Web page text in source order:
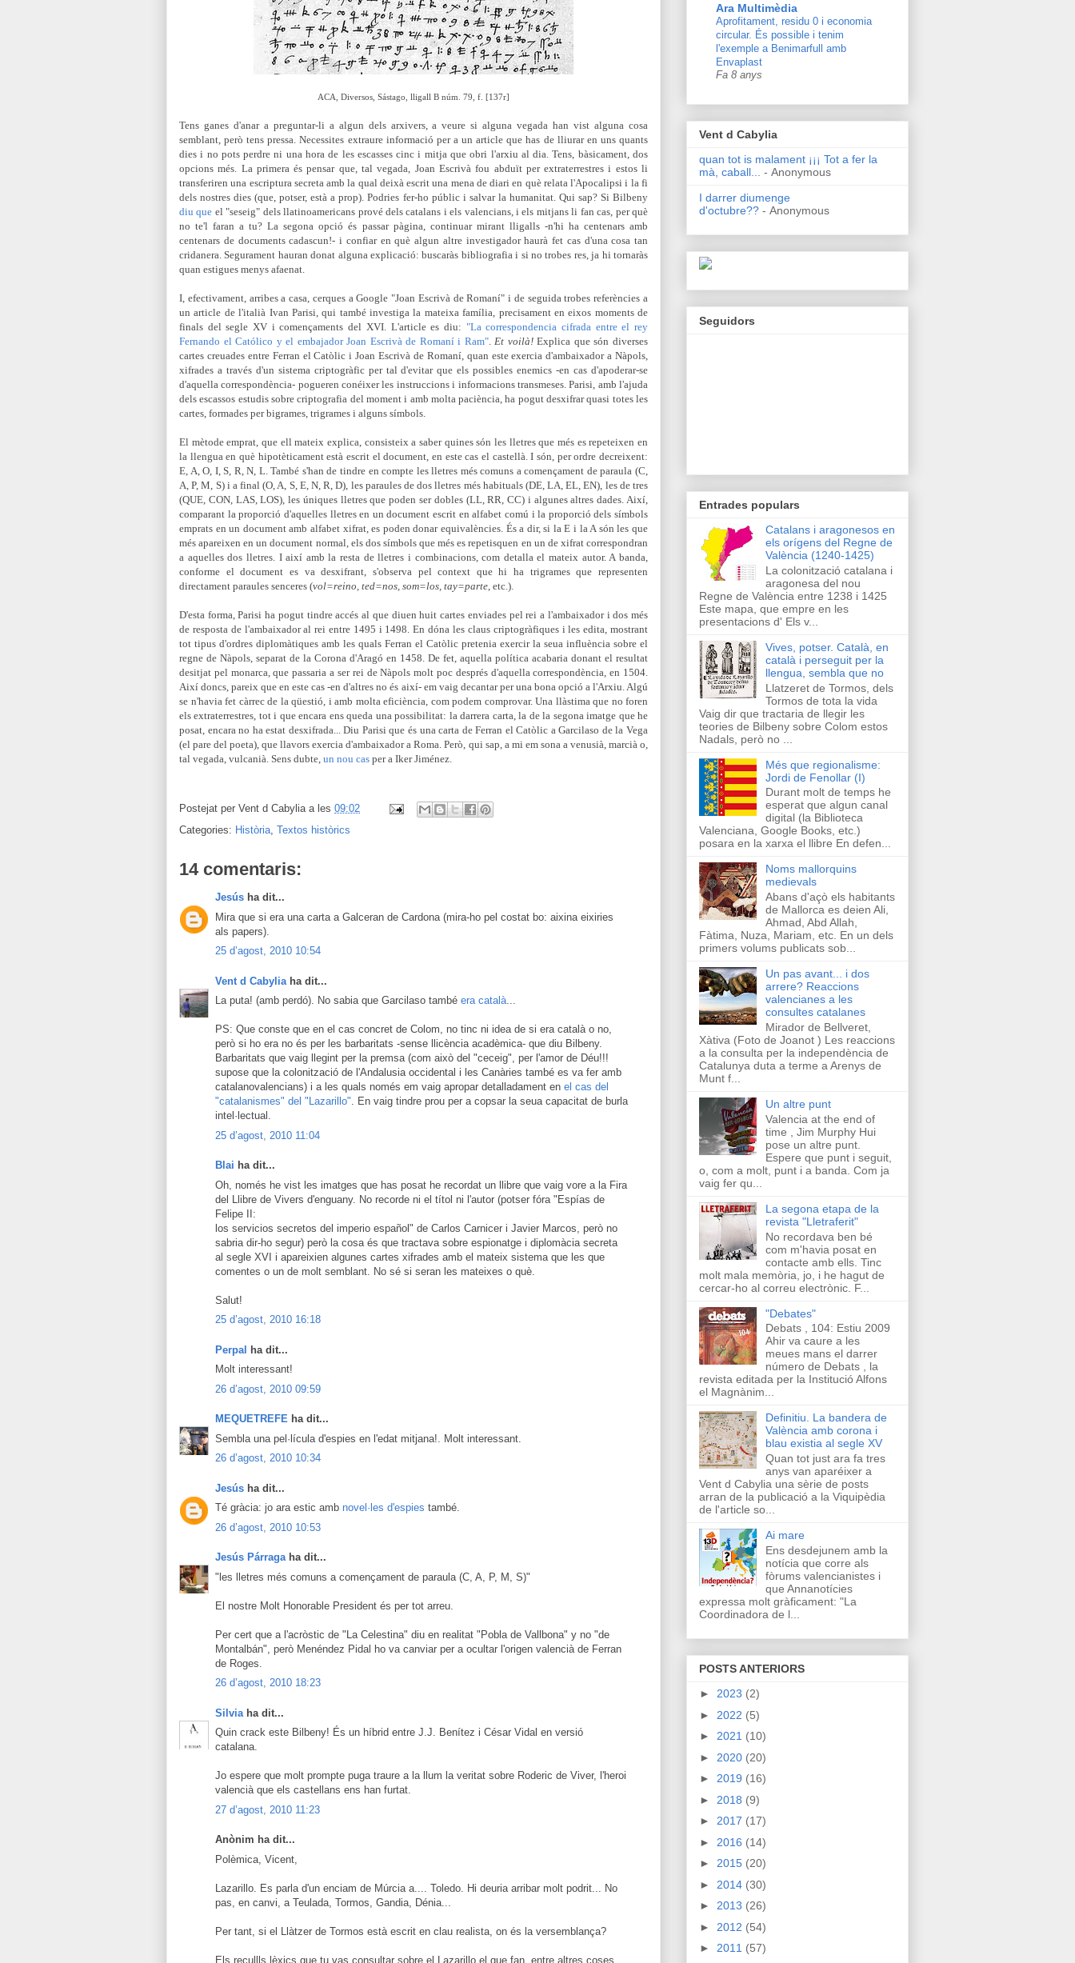
ACA, Diversos, Sástago, lligall B núm. 79, f. [137r]
Tens ganes d'anar a preguntar-li a algun dels arxivers, a veure si alguna vegada han vist alguna cosa
semblant, però tens pressa. Necessites extraure informació per a un article que has de lliurar en uns quants
dies i no pots perdre ni una hora de les escasses cinc i mitja que obri l'arxiu al dia. Tens, bàsicament, dos
opcions més. La primera és pensar que, tal vegada, Joan Escrivà fou abduït per extraterrestres i estos li
transferiren una escriptura secreta amb la qual deixà escrit una mena de diari en què relata l'Apocalipsi i la fi
dels nostres dies (que, potser, està a prop). Podries fer-ho públic i salvar la humanitat. Qui sap? Si Bilbeny
diu que el "seseig" dels llatinoamericans prové dels catalans i els valencians, i els mitjans li fan cas, per què
no te'l faran a tu? La segona opció és passar pàgina, continuar mirant lligalls -n'hi ha centenars amb
centenars de documents cadascun!- i confiar en què algun altre investigador haurà fet cas d'una cosa tan
cridanera. Segurament hauran donat alguna explicació: buscaràs bibliografia i si no trobes res, ja hi tornaràs
quan estigues menys afaenat.
I, efectivament, arribes a casa, cerques a Google "Joan Escrivà de Romaní" i de seguida trobes referències a
un article de l'italià Ivan Parisi, qui també investiga la mateixa família, precisament en eixos moments de
finals del segle XV i començaments del XVI. L'article es diu: "La correspondencia cifrada entre el rey
Fernando el Católico y el embajador Joan Escrivà de Romaní i Ram".Et voilà!Explica que són diverses
cartes creuades entre Ferran el Catòlic i Joan Escrivà de Romaní, quan este exercia d'ambaixador a Nàpols,
xifrades a través d'un sistema criptogràfic per tal d'evitar que els possibles enemics -en cas d'apoderar-se
d'aquella correspondència- pogueren conéixer les instruccions i informacions transmeses. Parisi, amb l'ajuda
dels escassos estudis sobre criptografia del moment i amb molta paciència, ha pogut desxifrar quasi totes les
cartes, formades per bigrames, trigrames i alguns símbols.
El mètode emprat, que ell mateix explica, consisteix a saber quines són les lletres que més es repeteixen en
la llengua en què hipotèticament està escrit el document, en este cas el castellà. I són, per ordre decreixent:
E, A, O, I, S, R, N, L. També s'han de tindre en compte les lletres més comuns a començament de paraula (C,
A, P, M, S) i a final (O, A, S, E, N, R, D), les paraules de dos lletres més habituals (DE, LA, EL, EN), les de tres
(QUE, CON, LAS, LOS), les úniques lletres que poden ser dobles (LL, RR, CC) i algunes altres dades. Així,
comparant la proporció d'aquelles lletres en un document escrit en alfabet comú i la proporció dels símbols
emprats en un document amb alfabet xifrat, es poden donar equivalències. És a dir, si la E i la A són les que
més apareixen en un document normal, els dos símbols que més es repetisquen en un de xifrat correspondran
a aquelles dos lletres. I així amb la resta de lletres i combinacions, com detalla el mateix autor. A banda,
conforme el document es va desxifrant, s'observa pel context que hi ha trigrames que representen
directament paraules senceres (vol=reino, ted=nos, som=los, tay=parte, etc.).
D'esta forma,Parisi ha pogut tindre accés al que diuen huit cartes enviades pel rei a l'ambaixador i dos més
de resposta de l'ambaixador al rei entre 1495 i 1498. En dóna les claus criptogràfiques i les edita, mostrant
tot tipus d'ordres diplomàtiques amb les quals Ferran el Catòlic pretenia exercir la seua influència sobre el
regne de Nàpols, separat de la Corona d'Aragó en 1458. De fet, aquella política acabaria donant el resultat
desitjat pel monarca, que passaria a ser rei de Nàpols molt poc després d'aquella correspondència, en 1504.
Així doncs, pareix que en este cas -en d'altres no és així- em vaig decantar per una bona opció a l'Arxiu. Algú
se n'havia fet càrrec de la qüestió, i amb molta eficiència, com podem comprovar. Una llàstima que no foren
els extraterrestres, tot i que encara ens queda una possibilitat: la darrera carta, la de la segona imatge que he
posat, encara no ha estat desxifrada... Diu Parisi que és una carta de Ferran el Catòlic a Garcilaso de la Vega
(el pare del poeta), que llavors exercia d'ambaixador a Roma. Però, qui sap, a mi em sona a venusià, marcià o,
tal vegada, vulcanià. Sens dubte, un nou cas per a Iker Jiménez.
Postejat per Vent d Cabylia a les 09:02
Categories: Història, Textos històrics
14 comentaris:
Jesús ha dit...
Mira que si era una carta a Galceran de Cardona (mira-ho pel costat bo: aixina eixiries
als papers).
25 d’agost, 2010 10:54
Vent d Cabylia ha dit...
La puta! (amb perdó). No sabia que Garcilaso també era català...
PS: Que conste que en el cas concret de Colom, no tinc ni idea de si era català o no,
però si ho era no és per les barbaritats -sense llicència acadèmica- que diu Bilbeny.
Barbaritats que vaig llegint per la premsa (com això del "ceceig", per l'amor de Déu!!!
supose que la colonització de l'Andalusia occidental i les Canàries també es va fer amb
catalanovalencians) i a les quals només em vaig apropar detalladament en el cas del
"catalanismes" del "Lazarillo". En vaig tindre prou per a copsar la seua capacitat de burla
intel·lectual.
25 d’agost, 2010 11:04
Blai ha dit...
Oh, només he vist les imatges que has posat he recordat un llibre que vaig vore a la Fira
del Llibre de Vivers d'enguany. No recorde ni el títol ni l'autor (potser fóra "Espías de
Felipe II:
los servicios secretos del imperio español" de Carlos Carnicer i Javier Marcos, però no
sabria dir-ho segur) però la cosa és que tractava sobre espionatge i diplomàcia secreta
al segle XVI i apareixien algunes cartes xifrades amb el mateix sistema que les que
comentes o un de molt semblant. No sé si seran les mateixes o què.
Salut!
25 d’agost, 2010 16:18
Perpal ha dit...
Molt interessant!
26 d’agost, 2010 09:59
MEQUETREFE ha dit...
Sembla una pel·lícula d'espies en l'edat mitjana!. Molt interessant.
26 d’agost, 2010 10:34
Jesús ha dit...
Té gràcia: jo ara estic amb novel·les d'espies també.
26 d’agost, 2010 10:53
Jesús Párragaha dit...
"les lletres més comuns a començament de paraula (C, A, P, M, S)"
El nostre Molt Honorable President és per tot arreu.
Per cert que a l'acròstic de "La Celestina" diu en realitat "Pobla de Vallbona" y no "de
Montalbán", però Menéndez Pidal ho va canviar per a ocultar l'origen valencià de Ferran
de Roges.
26 d’agost, 2010 18:23
Silvia ha dit...
Quin crack este Bilbeny! És un híbrid entre J.J. Benítez i César Vidal en versió
catalana.
Jo espere que molt prompte puga traure a la llum la veritat sobre Roderic de Viver, l'heroi
valencià que els castellans ens han furtat.
27 d’agost, 2010 11:23
Anònim ha dit...
Polèmica, Vicent,
Lazarillo. Es parla d'un enciam de Múrcia a.... Toledo. Hi deuria arribar molt podrit... No
pas, en canvi, a Teulada, Tormos, Gandia, Dénia...
Per tant, si el Llàtzer de Tormos està escrit en clau realista, on és la versemblança?
Els recullls lèxics que tu vas consultar sobre el Lazarillo el que fan, entre altres coses,
Ara Multimèdia
Aprofitament, residu 0 i economia
circular. És possible i tenim
l'exemple a Benimarfull amb
Envaplast
Fa 8 anys
Vent d Cabylia
quan tot is malament ¡¡¡ Tot a fer la
mà, caball...
- Anonymous
I darrer diumenge
d'octubre?? - Anonymous
Seguidors
Entrades populars
Catalans i aragonesos en
els orígens del Regne de
València (1240-1425)
La colonització catalana i
aragonesa del nou
Regne de València entre 1238 i 1425
Este mapa, que empre en les
presentacions d' Els v...
Vives, potser. Català, en
català i perseguit per la
llengua, sembla que no
Llatzeret de Tormos, dels
Tormos de tota la vida
Vaig dir que tractaria de llegir les
teories de Bilbeny sobre Colom estos
Nadals, però no ...
Més que regionalisme:
Jordi de Fenollar (I)
Durant molt de temps he
esperat que algun canal
digital (la Biblioteca
Valenciana, Google Books, etc.)
posara en la xarxa el llibre En defen...
Noms mallorquins
medievals
Abans d'açò els habitants
de Mallorca es deien Ali,
Ahmad, Abd Allah,
Fàtima, Nuza, Mariam, etc. En un dels
primers volums publicats sob...
Un pas avant... i dos
arrere? Reaccions
valencianes a les
consultes catalanes
Mirador de Bellveret,
Xàtiva (Foto de Joanot ) Les reaccions
a la consulta per la independència de
Catalunya duta a terme a Arenys de
Munt f...
Un altre punt
Valencia at the end of
time , Jim Murphy Hui
pose un altre punt.
Espere que punt i seguit,
o, com a molt, punt i a banda. Com ja
vaig fer qu...
La segona etapa de la
revista "Lletraferit"
No recordava ben bé
com m'havia posat en
contacte amb ells. Tinc
molt mala memòria, jo, i he hagut de
cercar-ho al correu electrònic. F...
"Debates"
Debats , 104: Estiu 2009
Ahir va caure a les
meues mans el darrer
número de Debats , la
revista editada per la Institució Alfons
el Magnànim...
Definitiu. La bandera de
València amb corona i
blau existia al segle XV
Quan tot just ara fa tres
anys van aparéixer a
Vent d Cabylia una sèrie de posts
arran de la publicació a la Viquipèdia
de l'article so...
Ai mare
Ens desdejunem amb la
notícia que corre als
fòrums valencianistes i
que Annanotícies
expressa molt gràficament: "La
Coordinadora de l...
POSTS ANTERIORS
► 2023 (2)
► 2022 (5)
► 2021 (10)
► 2020 (20)
► 2019 (16)
► 2018 (9)
► 2017 (17)
► 2016 (14)
► 2015 (20)
► 2014 (30)
► 2013 (26)
► 2012 (54)
► 2011 (57)